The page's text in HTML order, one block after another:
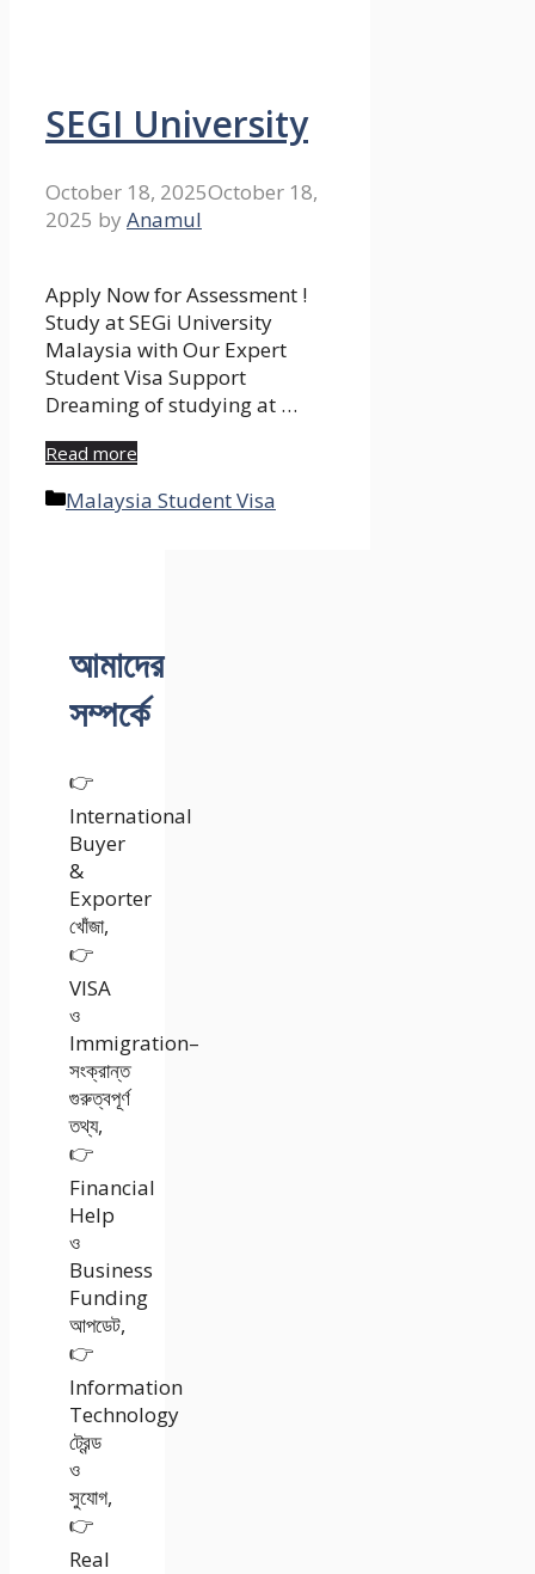
SEGI University
October 18, 2025October 18,
2025 by Anamul
Apply Now for Assessment !
Study at SEGi University
Malaysia with Our Expert
Student Visa Support
Dreaming of studying at …
Read more
Categories
Malaysia Student Visa
আমাদের
সম্পর্কে
👉
International
Buyer
&
Exporter
খোঁজা,
👉
VISA
ও
Immigration–
সংক্রান্ত
গুরুত্বপূর্ণ
তথ্য,
👉
Financial
Help
ও
Business
Funding
আপডেট,
👉
Information
Technology
ট্রেন্ড
ও
সুযোগ,
👉
Real